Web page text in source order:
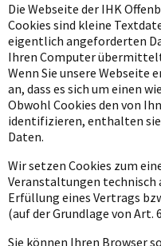
Die Webseite der IHK
Cookies sind kleine
eigentlich angeforderten
Ihren Computer
Wenn Sie unsere Webseite
an, dass es sich um einen
Obwohl Cookies den von
identifizieren, enthalten
Daten.
Wir setzen Cookies zum
Veranstaltungen technisch
Erfüllung eines Vertrags
(auf der Grundlage von Art.
Sie können Ihren Browser